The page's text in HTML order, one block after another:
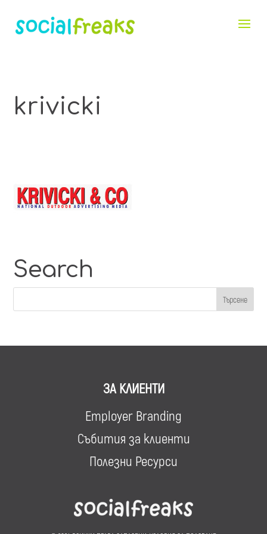
krivicki
Search
ЗА КЛИЕНТИ
Employer Branding
Събития за клиенти
Полезни Ресурси